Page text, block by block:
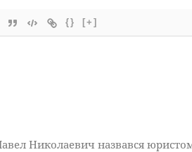
{} [+]
Николаевич назвався